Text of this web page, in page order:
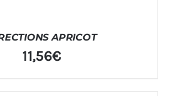
APRICOT
11,56€